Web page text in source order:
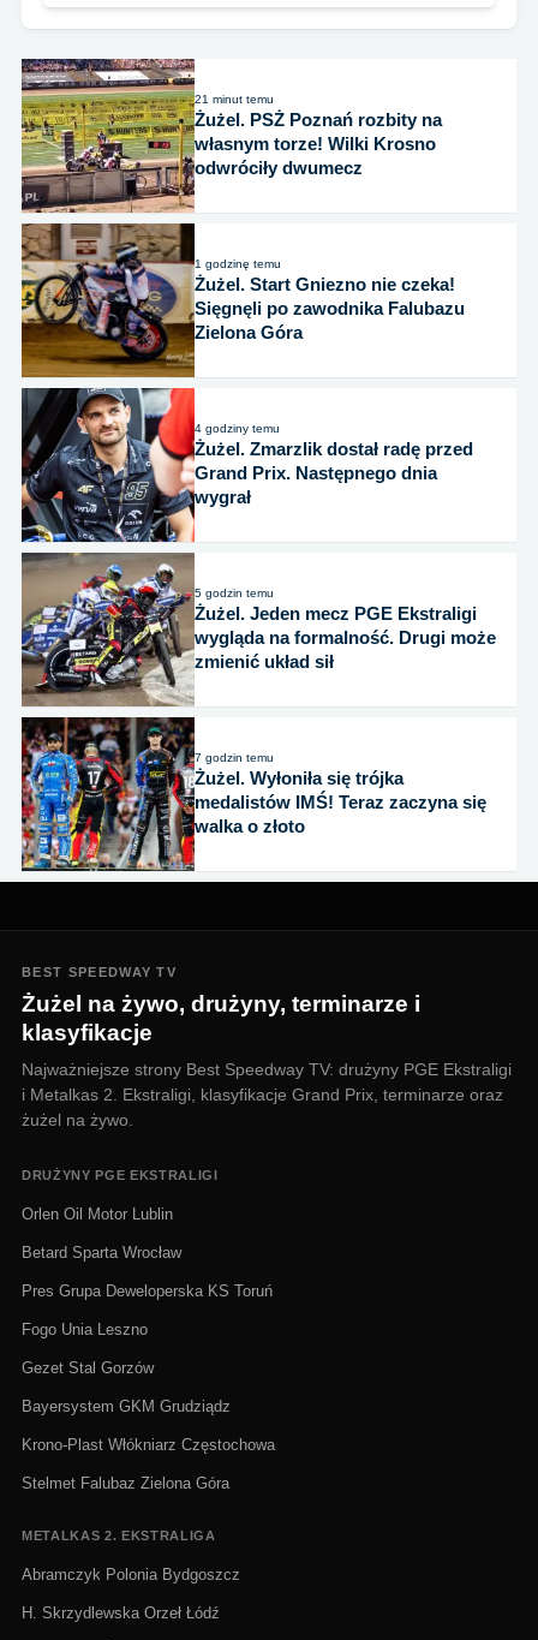
21 minut temu
Żużel. PSŻ Poznań rozbity na
własnym torze! Wilki Krosno
odwróciły dwumecz
1 godzinę temu
Żużel. Start Gniezno nie czeka!
Sięgnęli po zawodnika Falubazu
Zielona Góra
4 godziny temu
Żużel. Zmarzlik dostał radę przed
Grand Prix. Następnego dnia
wygrał
5 godzin temu
Żużel. Jeden mecz PGE Ekstraligi
wygląda na formalność. Drugi może
zmienić układ sił
7 godzin temu
Żużel. Wyłoniła się trójka
medalistów IMŚ! Teraz zaczyna się
walka o złoto
BEST SPEEDWAY TV
Żużel na żywo, drużyny, terminarze i
klasyfikacje
Najważniejsze strony Best Speedway TV: drużyny PGE Ekstraligi
i Metalkas 2. Ekstraligi, klasyfikacje Grand Prix, terminarze oraz
żużel na żywo.
DRUŻYNY PGE EKSTRALIGI
Orlen Oil Motor Lublin
Betard Sparta Wrocław
Pres Grupa Deweloperska KS Toruń
Fogo Unia Leszno
Gezet Stal Gorzów
Bayersystem GKM Grudziądz
Krono-Plast Włókniarz Częstochowa
Stelmet Falubaz Zielona Góra
METALKAS 2. EKSTRALIGA
Abramczyk Polonia Bydgoszcz
H. Skrzydlewska Orzeł Łódź